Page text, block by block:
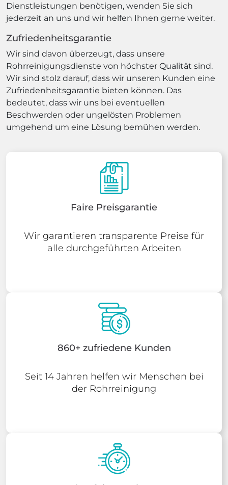
Dienstleistungen benötigen, wenden Sie sich
jederzeit an uns und wir helfen Ihnen gerne weiter.
Zufriedenheitsgarantie
Wir sind davon überzeugt, dass unsere
Rohrreinigungsdienste von höchster Qualität sind.
Wir sind stolz darauf, dass wir unseren Kunden eine
Zufriedenheitsgarantie bieten können. Das
bedeutet, dass wir uns bei eventuellen
Beschwerden oder ungelösten Problemen
umgehend um eine Lösung bemühen werden.
Faire Preisgarantie
Wir garantieren transparente Preise für
alle durchgeführten Arbeiten
860+ zufriedene Kunden
Seit 14 Jahren helfen wir Menschen bei
der Rohrreinigung